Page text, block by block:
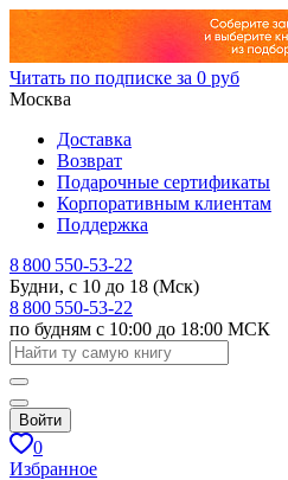
Читать по подписке за 0 руб
Москва
Доставка
Возврат
Подарочные сертификаты
Корпоративным клиентам
Поддержка
8 800 550-53-22
Будни, с 10 до 18 (Мск)
8 800 550-53-22
по будням с 10:00 до 18:00 МСК
Войти
0
Избранное